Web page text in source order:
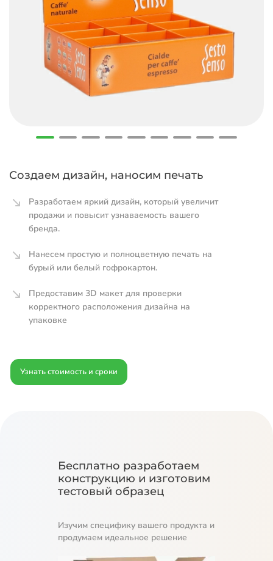
Создаем дизайн, наносим печать
Разработаем яркий дизайн, который увеличит
продажи и повысит узнаваемость вашего
бренда.
Нанесем простую и полноцветную печать на
бурый или белый гофрокартон.
Предоставим 3D макет для проверки
корректного расположения дизайна на
упаковке
Узнать стоимость и сроки
Бесплатно разработаем
конструкцию и изготовим
тестовый образец
Изучим специфику вашего продукта и
продумаем идеальное решение